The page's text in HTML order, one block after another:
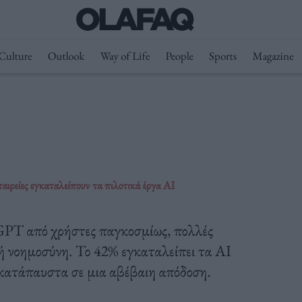
Outlook Way of Life People Sports Magazine
εγκαταλείπουν τα πιλοτικά έργα AI
από χρήστες παγκοσμίως, πολλές
νοημοσύνη. Το 42% εγκαταλείπει τα AI
σε μια αβέβαιη απόδοση.